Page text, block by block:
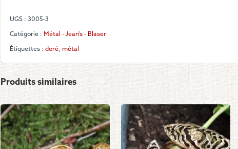
UGS : 3005-3
Catégorie : Métal - Jean's - Blaser
Étiquettes : doré, métal
Produits similaires